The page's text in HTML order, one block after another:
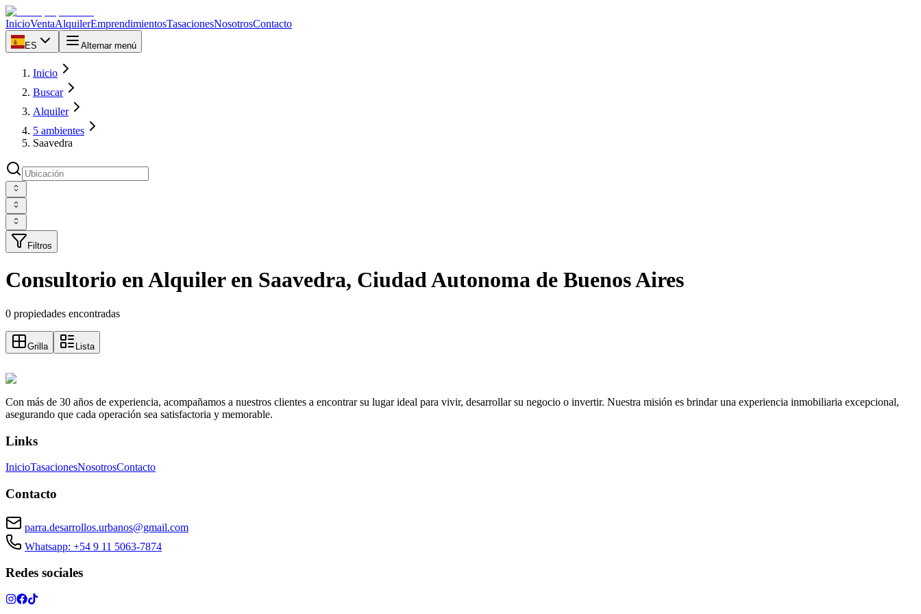
InicioVentaAlquilerEmprendimientosTasacionesNosotrosContacto
ES Alternar menú
Inicio
Buscar
Alquiler
5 ambientes
Saavedra
Filtros
Consultorio en Alquiler en Saavedra, Ciudad Autonoma de Buenos Aires
0 propiedades encontradas
Grilla Lista
Con más de 30 años de experiencia, acompañamos a nuestros clientes a encontrar su lugar ideal para vivir, desarrollar su negocio o invertir. Nuestra misión es brindar una experiencia inmobiliaria excepcional,
asegurando que cada operación sea satisfactoria y memorable.
Links
InicioTasacionesNosotrosContacto
Contacto
parra.desarrollos.urbanos@gmail.com
Whatsapp: +54 9 11 5063-7874
Redes sociales